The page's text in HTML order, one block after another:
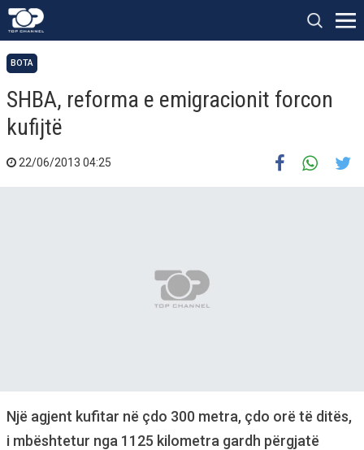
BOTA
SHBA, reforma e emigracionit forcon
kufijtë
22/06/2013 04:25
Një agjent kufitar në çdo 300 metra, çdo orë të ditës,
i mbështetur nga 1125 kilometra gardh përgjatë